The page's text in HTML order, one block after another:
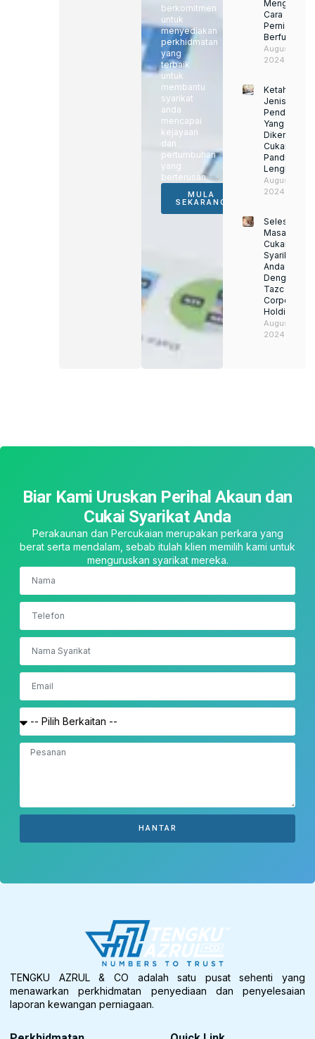
berkomitmen
untuk
menyediakan
perkhidmatan
yang
terbaik
untuk
membantu
syarikat
anda
mencapai
kejayaan
dan
pertumbuhan
yang
berterusan.
MULA
SEKARANG
Mengubah
Cara
Perniagaan
Berfungsi
August 22,
2024
Ketahui
Jenis
Pendapatan
Yang
Dikenakan
Cukai:
Panduan
Lengkap
August 22,
2024
Selesaikan
Masalah
Cukai
Syarikat
Anda
Dengan
Tazc
Corporate
Holding
August 22,
2024
Biar Kami Uruskan Perihal Akaun dan
Cukai Syarikat Anda
Perakaunan dan Percukaian merupakan perkara yang
berat serta mendalam, sebab itulah klien memilih kami untuk
menguruskan syarikat mereka.
HANTAR
TENGKU AZRUL & CO adalah satu pusat sehenti yang
menawarkan perkhidmatan penyediaan dan penyelesaian
laporan kewangan perniagaan.